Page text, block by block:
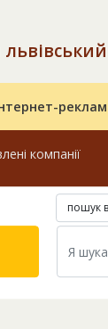
компанії
пошук